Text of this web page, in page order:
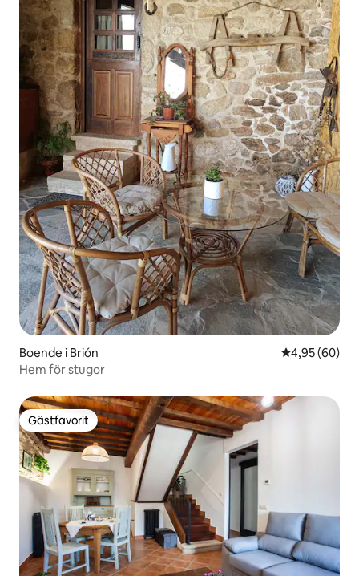
Boende i Brión 4,95 av 5 i
4,95 (60)
Hem för stugor
Gästfavorit
Gästfavorit